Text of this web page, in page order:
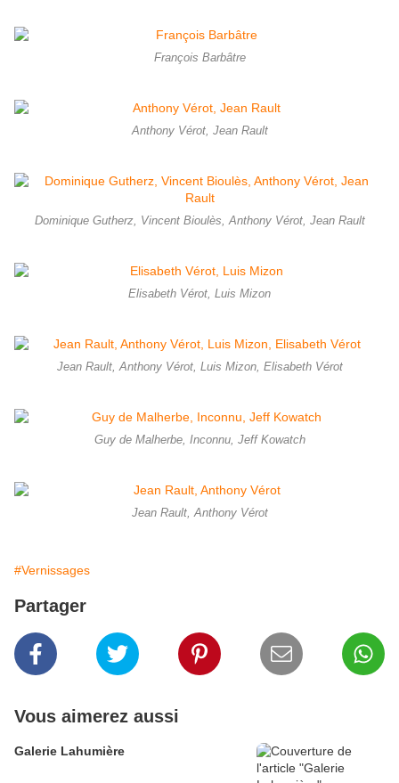
François Barbâtre
Anthony Vérot, Jean Rault
Dominique Gutherz, Vincent Bioulès, Anthony Vérot, Jean Rault
Elisabeth Vérot, Luis Mizon
Jean Rault, Anthony Vérot, Luis Mizon, Elisabeth Vérot
Guy de Malherbe, Inconnu, Jeff Kowatch
Jean Rault, Anthony Vérot
#Vernissages
Partager
Vous aimerez aussi
Galerie Lahumière